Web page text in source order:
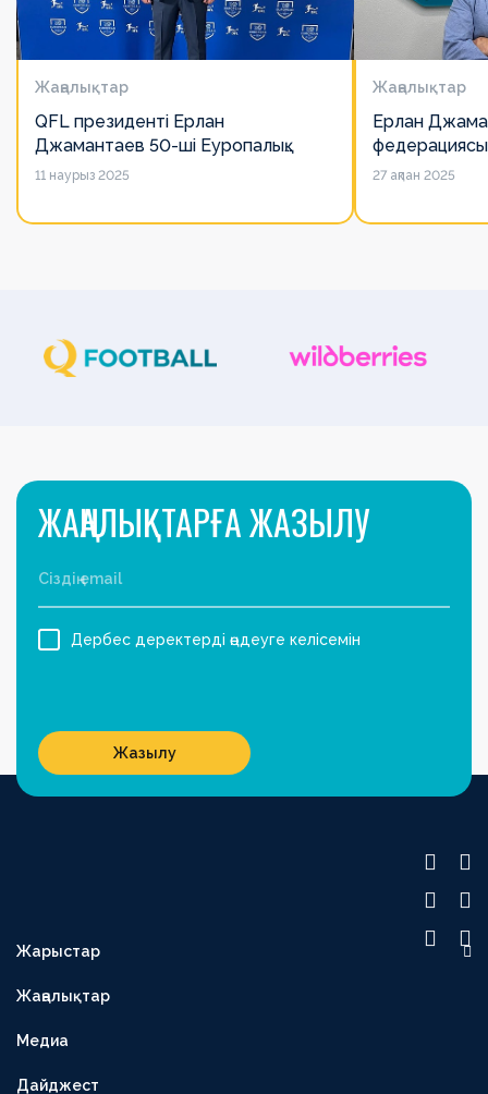
Жаңалықтар
QFL президенті Ерлан
Джамантаев 50-ші Еуропалық
лигалар Бас ассамблеясына
11 наурыз 2025
Жаңалықтар
Ерлан
есімін
27 ақпан 2025
Жарыстар
1XBET БІРІНШІ ЛИГА
OLIMPBET КУБОК
ЕКІНШІ ЛИГА
Жаңалықтар
Медиа
Дайджест
ЖАҢАЛЫҚТАРҒА ЖАЗЫЛУ
Дербес деректерді өңдеуге келісемін
Жазылу